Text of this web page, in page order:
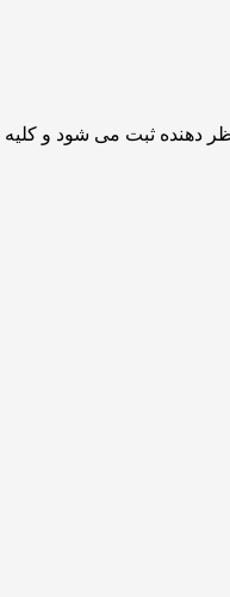
دهنده ثبت می شود و کلیه